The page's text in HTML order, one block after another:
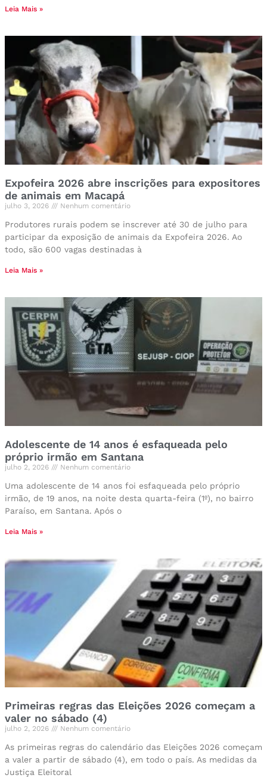
Leia Mais »
Expofeira 2026 abre inscrições para expositores
de animais em Macapá
julho 3, 2026 Nenhum comentário
Produtores rurais podem se inscrever até 30 de julho para
participar da exposição de animais da Expofeira 2026. Ao
todo, são 600 vagas destinadas à
Leia Mais »
Adolescente de 14 anos é esfaqueada pelo
próprio irmão em Santana
julho 2, 2026 Nenhum comentário
Uma adolescente de 14 anos foi esfaqueada pelo próprio
irmão, de 19 anos, na noite desta quarta-feira (1º), no bairro
Paraíso, em Santana. Após o
Leia Mais »
Primeiras regras das Eleições 2026 começam a
valer no sábado (4)
julho 2, 2026 Nenhum comentário
As primeiras regras do calendário das Eleições 2026 começam
a valer a partir de sábado (4), em todo o país. As medidas da
Justiça Eleitoral